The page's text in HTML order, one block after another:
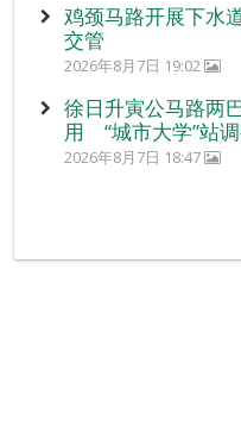
鸡颈马路开展下水
交管
2026年8月7日 19:02
徐日升寅公马路两
用 “城市大学”站
2026年8月7日 18:47